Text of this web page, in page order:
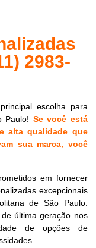
2983-
escolha para
Paulo! Se você está
alta qualidade que
sua marca, você
em fornecer
excepcionais
de São Paulo.
última geração nos
de opções de